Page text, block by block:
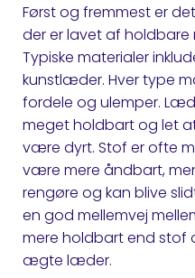
Først og fremmest er
der er lavet af holdbare
Typiske materialer
kunstlæder. Hver type
fordele og ulemper.
meget holdbart og let
være dyrt. Stof er ofte
være mere åndbart,
rengøre og kan blive
en god mellemvej
mere holdbart end stof
ægte læder.